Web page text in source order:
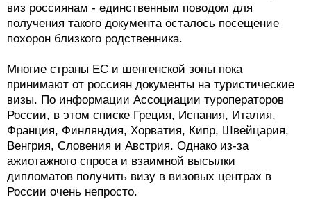
виз россиянам - единственным поводом для
получения такого документа осталось посещение
похорон близкого родственника.
Многие страны ЕС и шенгенской зоны пока
принимают от россиян документы на туристические
визы. По информации Ассоциации туроператоров
России, в этом списке Греция, Испания, Италия,
Франция, Финляндия, Хорватия, Кипр, Швейцария,
Венгрия, Словения и Австрия. Однако из-за
ажиотажного спроса и взаимной высылки
дипломатов получить визу в визовых центрах в
России очень непросто.